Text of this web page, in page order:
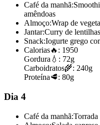
Café da manhã:
amêndoas
Almoço:Wrap de
Jantar:Curry de
Snack:Iogurte grego
Calorias🔥: 1950
Gordura 💧: 72g
Carboidratos🌾: 240g
Proteína🥩: 80g
Dia 4
Café da manhã:Torrada